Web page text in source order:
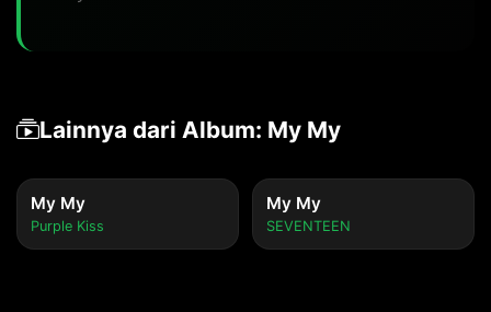
Lainnya dari Album: My My
My My
Purple Kiss
My My
SEVENTEEN